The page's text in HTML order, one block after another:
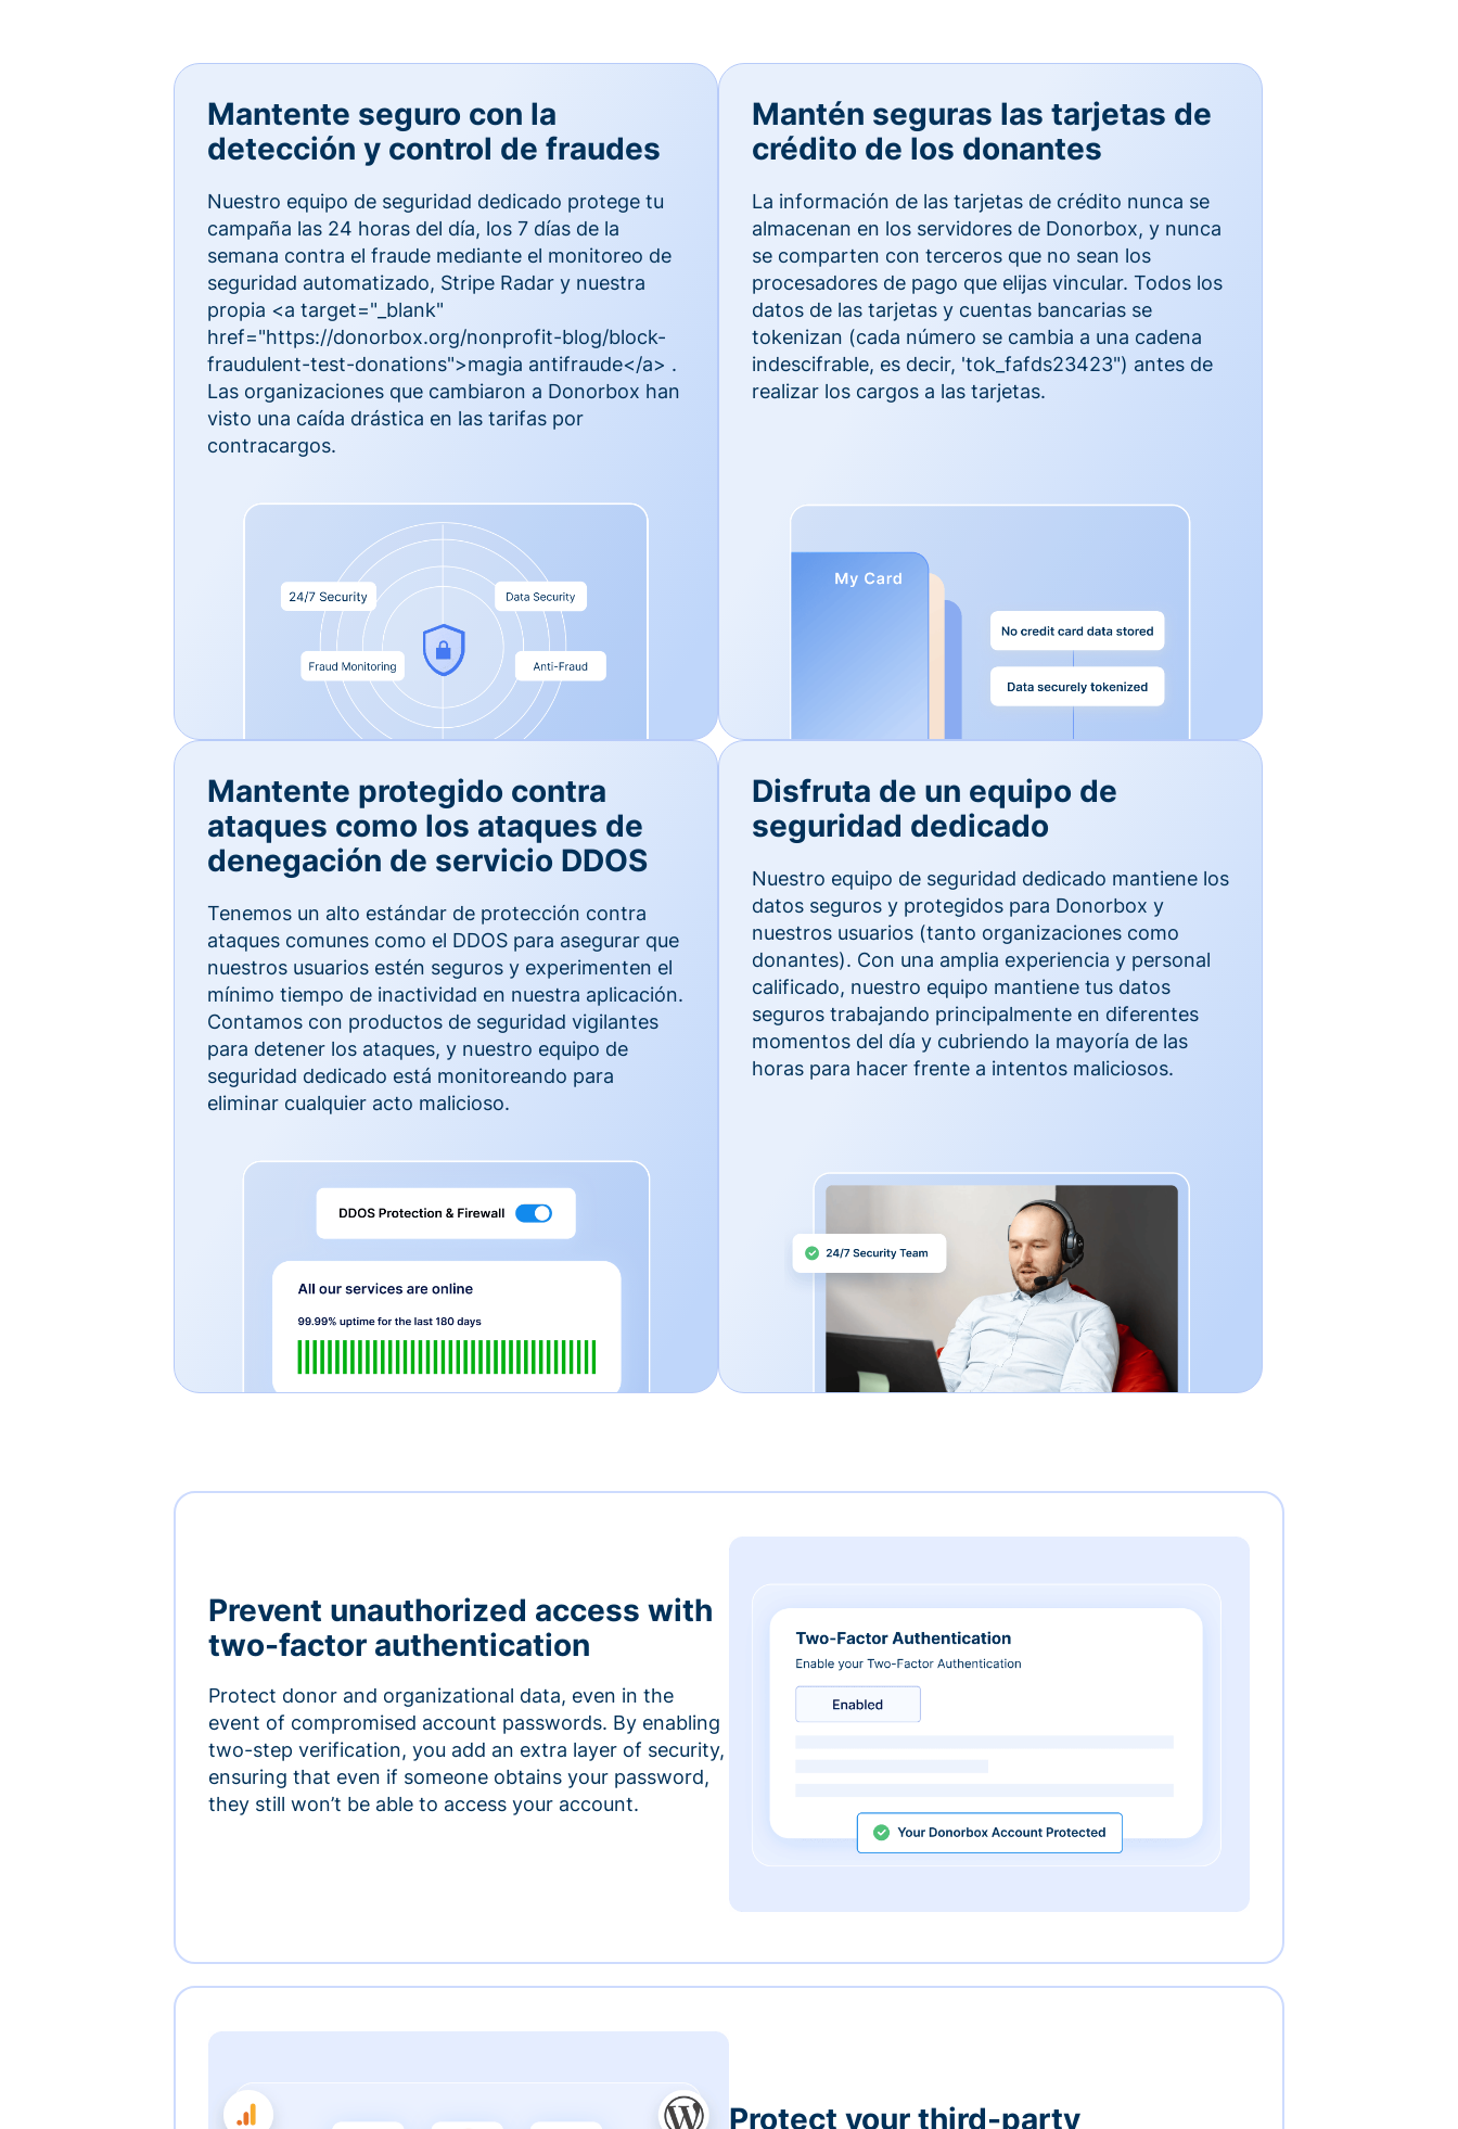
Mantente seguro con la
detección y control de fraudes
Nuestro equipo de seguridad dedicado protege tu
campaña las 24 horas del día, los 7 días de la
semana contra el fraude mediante el monitoreo de
seguridad automatizado, Stripe Radar y nuestra
propia <a target="_blank"
href="https://donorbox.org/nonprofit-blog/block-
fraudulent-test-donations">magia antifraude</a> .
Las organizaciones que cambiaron a Donorbox han
visto una caída drástica en las tarifas por
contracargos.
Mantén seguras las tarjetas de
crédito de los donantes
La información de las tarjetas de crédito nunca se
almacenan en los servidores de Donorbox, y nunca
se comparten con terceros que no sean los
procesadores de pago que elijas vincular. Todos los
datos de las tarjetas y cuentas bancarias se
tokenizan (cada número se cambia a una cadena
indescifrable, es decir, 'tok_fafds23423") antes de
realizar los cargos a las tarjetas.
Mantente protegido contra
ataques como los ataques de
denegación de servicio DDOS
Tenemos un alto estándar de protección contra
ataques comunes como el DDOS para asegurar que
nuestros usuarios estén seguros y experimenten el
mínimo tiempo de inactividad en nuestra aplicación.
Contamos con productos de seguridad vigilantes
para detener los ataques, y nuestro equipo de
seguridad dedicado está monitoreando para
eliminar cualquier acto malicioso.
Disfruta de un equipo de
seguridad dedicado
Nuestro equipo de seguridad dedicado mantiene los
datos seguros y protegidos para Donorbox y
nuestros usuarios (tanto organizaciones como
donantes). Con una amplia experiencia y personal
calificado, nuestro equipo mantiene tus datos
seguros trabajando principalmente en diferentes
momentos del día y cubriendo la mayoría de las
horas para hacer frente a intentos maliciosos.
Prevent unauthorized access with
two-factor authentication
Protect donor and organizational data, even in the
event of compromised account passwords. By enabling
two-step verification, you add an extra layer of security,
ensuring that even if someone obtains your password,
they still won’t be able to access your account.
Protect your third-party